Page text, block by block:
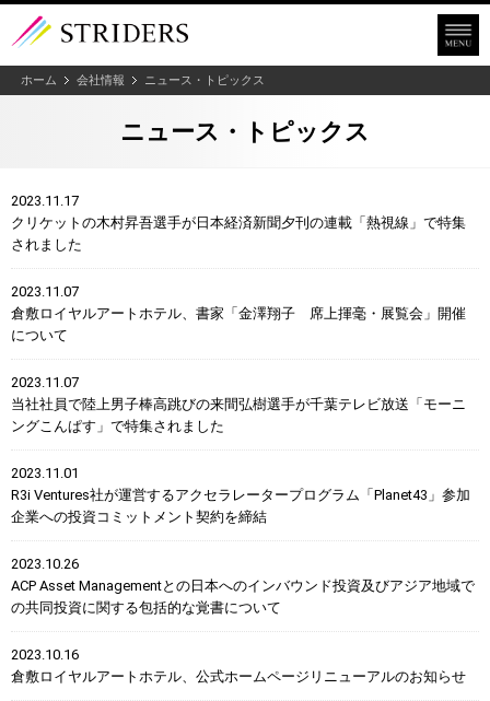
ホーム 会社情報 ニュース・トピックス
ニュース・トピックス
2023.11.17
クリケットの木村昇吾選手が日本経済新聞夕刊の連載「熱視線」で特集
されました
2023.11.07
倉敷ロイヤルアートホテル、書家「金澤翔子 席上揮毫・展覧会」開催
について
2023.11.07
当社社員で陸上男子棒高跳びの来間弘樹選手が千葉テレビ放送「モーニ
ングこんぱす」で特集されました
2023.11.01
R3i Ventures社が運営するアクセラレータープログラム「Planet43」参加
企業への投資コミットメント契約を締結
2023.10.26
ACP Asset Managementとの日本へのインバウンド投資及びアジア地域で
の共同投資に関する包括的な覚書について
2023.10.16
倉敷ロイヤルアートホテル、公式ホームページリニューアルのお知らせ